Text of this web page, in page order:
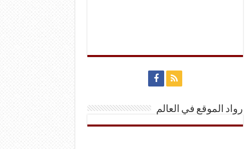
رواد الموقع في العالم